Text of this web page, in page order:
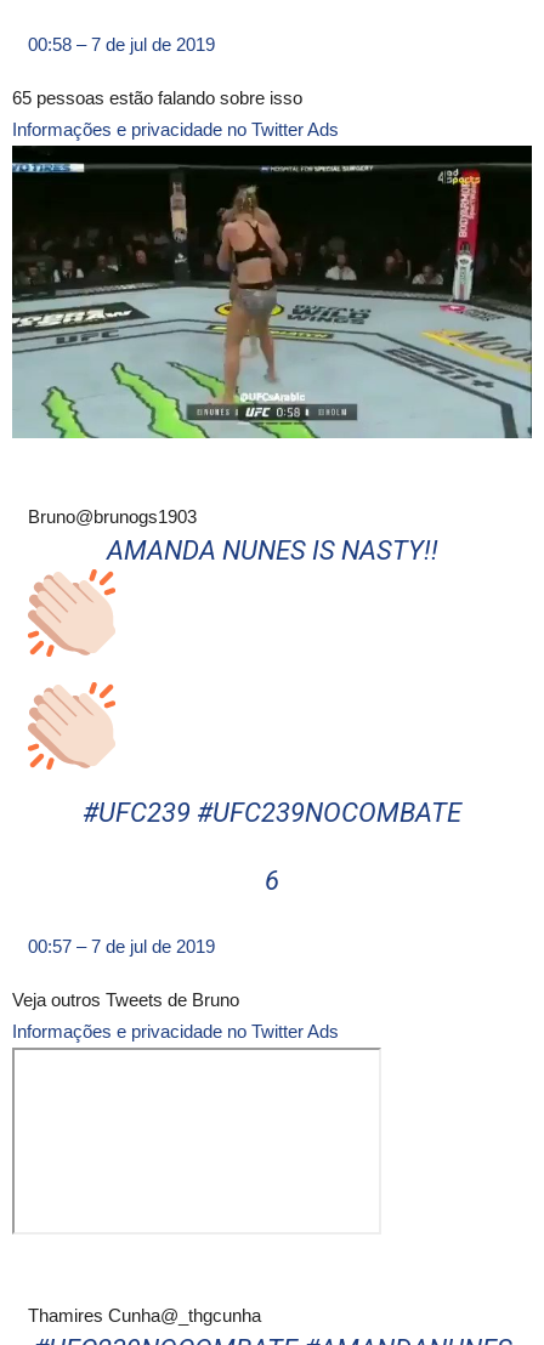
00:58 – 7 de jul de 2019
65 pessoas estão falando sobre isso
Informações e privacidade no Twitter Ads
Bruno@brunogs1903
AMANDA NUNES IS NASTY!!
#UFC239 #UFC239NOCOMBATE
6
00:57 – 7 de jul de 2019
Veja outros Tweets de Bruno
Informações e privacidade no Twitter Ads
Thamires Cunha@_thgcunha